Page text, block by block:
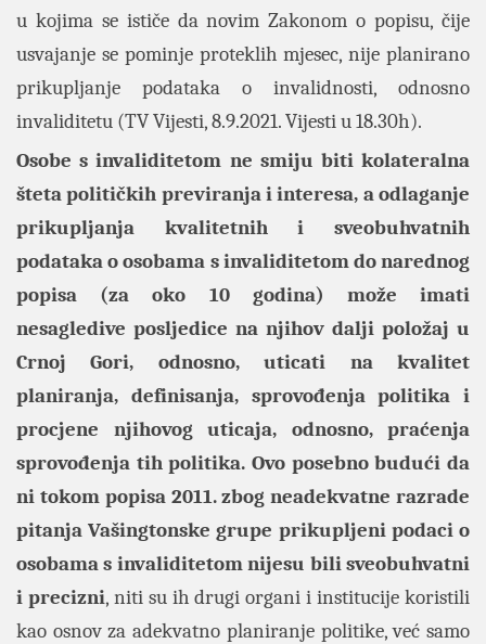
u kojima se ističe da novim Zakonom o popisu, čije
usvajanje se pominje proteklih mjesec, nije planirano
prikupljanje podataka o invalidnosti, odnosno
invaliditetu (TV Vijesti, 8.9.2021. Vijesti u 18.30h).
Osobe s invaliditetom ne smiju biti kolateralna
šteta političkih previranja i interesa, a odlaganje
prikupljanja kvalitetnih i sveobuhvatnih
podataka o osobama s invaliditetom do narednog
popisa (za oko 10 godina) može imati
nesagledive posljedice na njihov dalji položaj u
Crnoj Gori, odnosno, uticati na kvalitet
planiranja, definisanja, sprovođenja politika i
procjene njihovog uticaja, odnosno, praćenja
sprovođenja tih politika. Ovo posebno budući da
ni tokom popisa 2011. zbog neadekvatne razrade
pitanja Vašingtonske grupe prikupljeni podaci o
osobama s invaliditetom nijesu bili sveobuhvatni
i precizni, niti su ih drugi organi i institucije koristili
kao osnov za adekvatno planiranje politike, već samo